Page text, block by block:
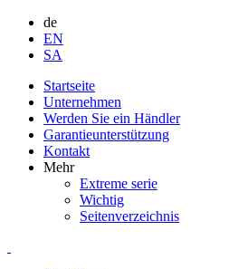
de
EN
SA
Startseite
Unternehmen
Werden Sie ein Händler
Garantieunterstützung
Kontakt
Mehr
Extreme serie
Wichtig
Seitenverzeichnis